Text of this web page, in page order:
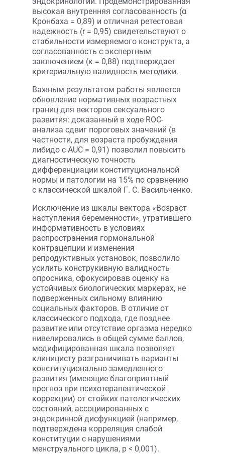
высокая внутренняя согласованность (α
Кронбаха = 0,89) и отличная ретестовая
надежность (r = 0,95) свидетельствуют о
стабильности измеряемого конструкта, а
согласованность с экспертным
заключением (κ = 0,88) подтверждает
критериальную валидность методики.
Важным результатом работы является
обновление нормативных возрастных
границ для векторов сексуального
развития: доказанный в ходе ROC-
анализа сдвиг пороговых значений (в
частности, для возраста пробуждения
либидо с AUC = 0,91) позволил повысить
диагностическую точность
дифференциации конституциональной
нормы и патологии на 15% по сравнению
с классической шкалой Г. С. Васильченко.
Исключение из шкалы вектора «Возраст
наступления беременности», утратившего
информативность в условиях
распространения гормональной
контрацепции и изменения
репродуктивных установок, позволило
усилить конструкивную валидность
опросника, сфокусировав оценку на
устойчивых биологических маркерах, не
подверженных сильному влиянию
социальных факторов. В отличие от
классического подхода, где позднее
развитие или отсутствие оргазма нередко
нивелировались в общей сумме баллов,
модифицированная шкала позволяет
клиницисту разграничивать варианты
конституционально-замедленного
развития (имеющие благоприятный
прогноз при психотерапевтической
коррекции) от стойких патологических
состояний, ассоциированных с
эндокринной дисфункцией (например,
подтверждена корреляция слабой
конституции с нарушениями
менструального цикла, p < 0,001).